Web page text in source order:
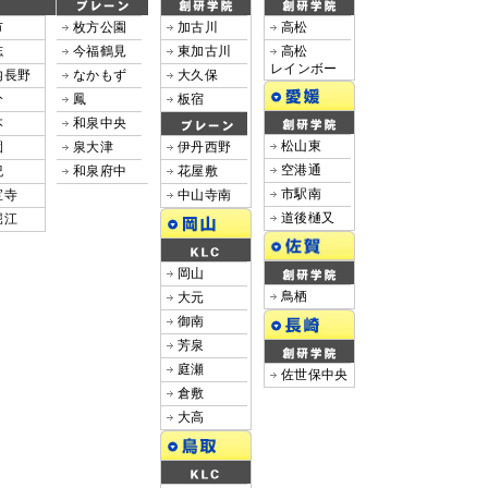
長野
寺
江
枚方公園
今福鶴見
なかもず
鳳
和泉中央
泉大津
和泉府中
加古川
東加古川
大久保
板宿
伊丹西野
花屋敷
中山寺南
岡山
大元
御南
芳泉
庭瀬
倉敷
大高
高松
高松
レインボー
松山東
空港通
市駅南
道後樋又
鳥栖
佐世保中央